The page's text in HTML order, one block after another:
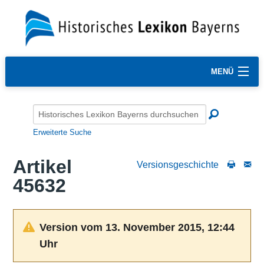
MENÜ
Erweiterte Suche
Versionsgeschichte
Artikel
45632
Version vom 13. November 2015, 12:44
Uhr